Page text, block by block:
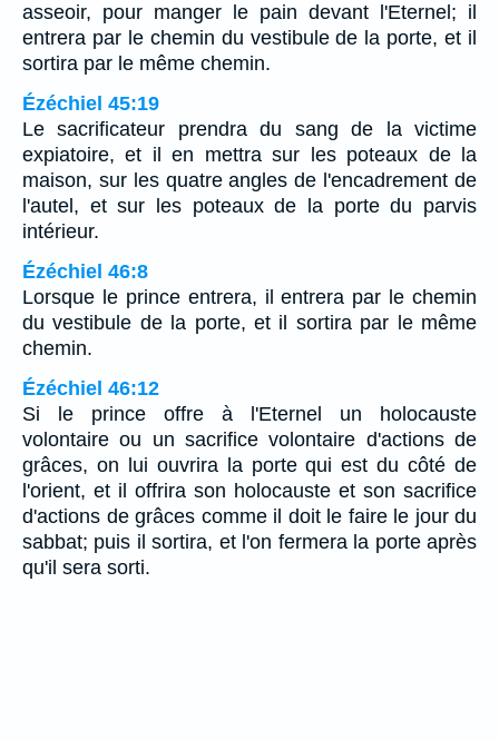
asseoir, pour manger le pain devant l'Eternel; il
entrera par le chemin du vestibule de la porte, et il
sortira par le même chemin.
Ézéchiel 45:19
Le sacrificateur prendra du sang de la victime
expiatoire, et il en mettra sur les poteaux de la
maison, sur les quatre angles de l'encadrement de
l'autel, et sur les poteaux de la porte du parvis
intérieur.
Ézéchiel 46:8
Lorsque le prince entrera, il entrera par le chemin
du vestibule de la porte, et il sortira par le même
chemin.
Ézéchiel 46:12
Si le prince offre à l'Eternel un holocauste
volontaire ou un sacrifice volontaire d'actions de
grâces, on lui ouvrira la porte qui est du côté de
l'orient, et il offrira son holocauste et son sacrifice
d'actions de grâces comme il doit le faire le jour du
sabbat; puis il sortira, et l'on fermera la porte après
qu'il sera sorti.